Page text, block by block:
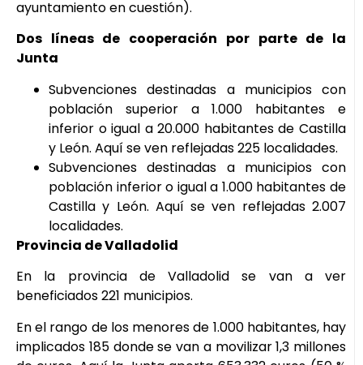
ayuntamiento en cuestión).
Dos líneas de cooperación por parte de la
Junta
Subvenciones destinadas a municipios con
población superior a 1.000 habitantes e
inferior o igual a 20.000 habitantes de Castilla
y León. Aquí se ven reflejadas 225 localidades.
Subvenciones destinadas a municipios con
población inferior o igual a 1.000 habitantes de
Castilla y León. Aquí se ven reflejadas 2.007
localidades.
Provincia de Valladolid
En la provincia de Valladolid se van a ver
beneficiados 221 municipios.
En el rango de los menores de 1.000 habitantes, hay
implicados 185 donde se van a movilizar 1,3 millones